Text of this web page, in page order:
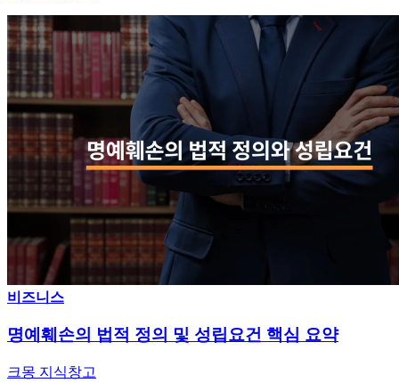
비즈니스
명예훼손의 법적 정의 및 성립요건 핵심 요약
크몽 지식창고